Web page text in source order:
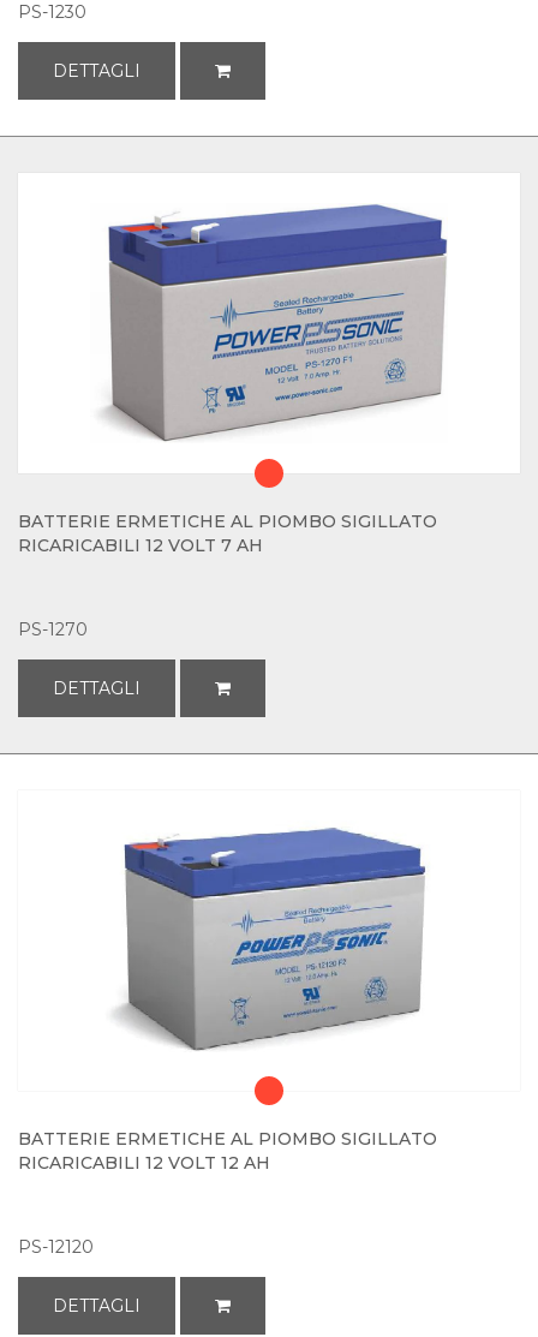
PS-1230
DETTAGLI
BATTERIE ERMETICHE AL PIOMBO SIGILLATO
RICARICABILI 12 VOLT 7 AH
PS-1270
DETTAGLI
BATTERIE ERMETICHE AL PIOMBO SIGILLATO
RICARICABILI 12 VOLT 12 AH
PS-12120
DETTAGLI